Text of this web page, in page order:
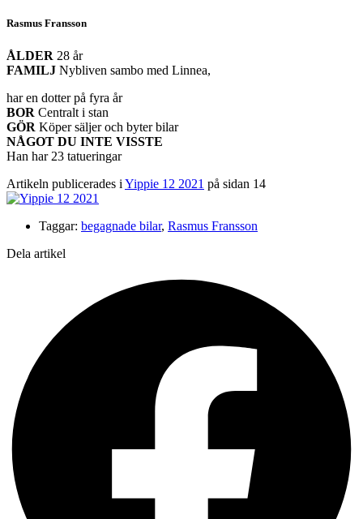
Rasmus Fransson
ÅLDER 28 år
FAMILJ Nybliven sambo med Linnea,
har en dotter på fyra år
BOR Centralt i stan
GÖR Köper säljer och byter bilar
NÅGOT DU INTE VISSTE
Han har 23 tatueringar
Artikeln publicerades i Yippie 12 2021 på sidan 14
Taggar: begagnade bilar, Rasmus Fransson
Dela artikel